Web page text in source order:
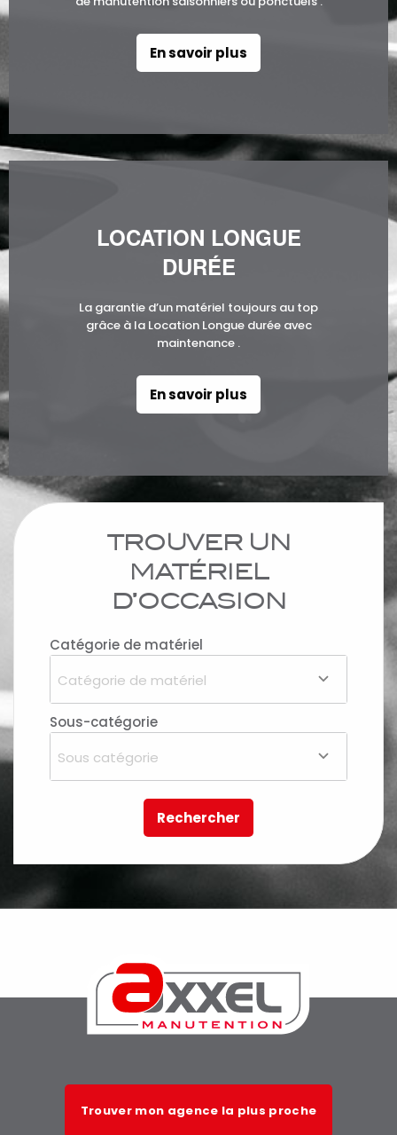
En savoir plus
LOCATION LONGUE
DURÉE
La garantie d’un matériel toujours au top
grâce à la Location Longue durée avec
maintenance .
En savoir plus
TROUVER UN
MATÉRIEL
D’OCCASION
Catégorie de matériel
Catégorie de matériel
Sous-catégorie
Sous catégorie
Rechercher
Trouver mon agence la plus proche